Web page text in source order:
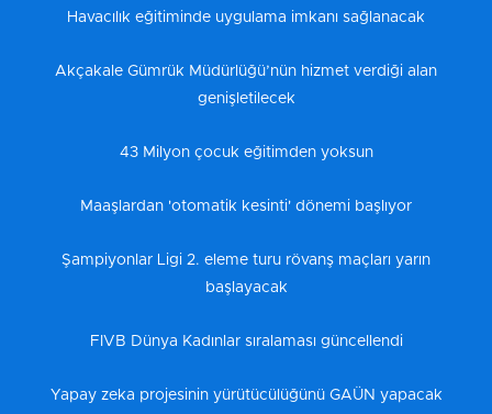
Havacılık eğitiminde uygulama imkanı sağlanacak
Akçakale Gümrük Müdürlüğü’nün hizmet verdiği alan
genişletilecek
43 Milyon çocuk eğitimden yoksun
Maaşlardan 'otomatik kesinti' dönemi başlıyor
Şampiyonlar Ligi 2. eleme turu rövanş maçları yarın
başlayacak
FIVB Dünya Kadınlar sıralaması güncellendi
Yapay zeka projesinin yürütücülüğünü GAÜN yapacak